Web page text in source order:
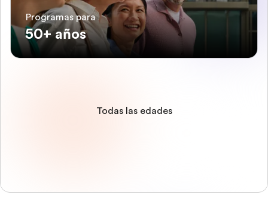
Programas para
50+ años
Todas las edades